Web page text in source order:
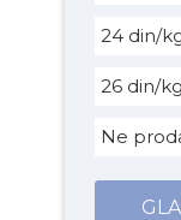
24 din/
26 din/kg
Ne